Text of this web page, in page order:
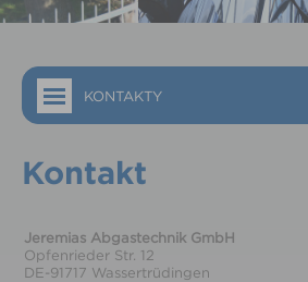
KONTAKTY
Kontakt
Jeremias Abgastechnik GmbH
Opfenrieder Str. 12
DE-91717 Wassertrüdingen